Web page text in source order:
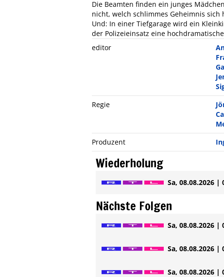
Die Beamten finden ein junges
nicht, welch schlimmes Geheimnis
Und: In einer Tiefgarage wird ein
der Polizeieinsatz eine
editor
Regie
Produzent
Wiederholung
Sa, 08.08.2026 |
Nächste Folgen
Sa, 08.08.2026 |
Sa, 08.08.2026 |
Sa, 08.08.2026 |